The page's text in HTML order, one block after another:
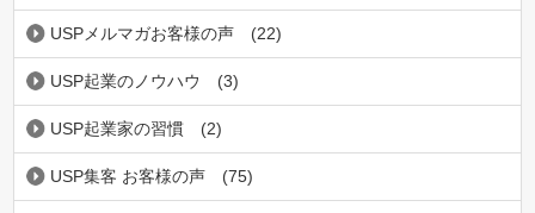
USPメルマガお客様の声 (22)
USP起業のノウハウ (3)
USP起業家の習慣 (2)
USP集客 お客様の声 (75)